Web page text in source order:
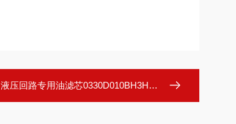
液压回路专用油滤芯0330D010BH3HC高效